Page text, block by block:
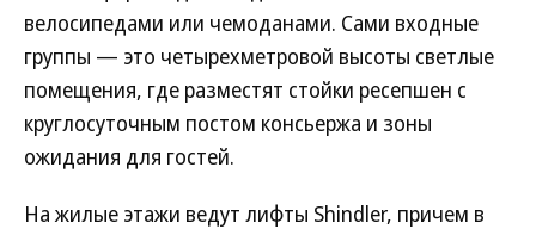
велосипедами или чемоданами. Сами входные
группы — это четырехметровой высоты светлые
помещения, где разместят стойки ресепшен с
круглосуточным постом консьержа и зоны
ожидания для гостей.
На жилые этажи ведут лифты Shindler, причем в